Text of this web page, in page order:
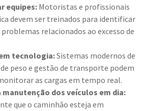
equipes: Motoristas e profissionais
devem ser treinados para identificar
relacionados ao excesso de
tecnologia:Sistemas modernos de
peso e gestão de transporte podem
as cargas em tempo real.
manutenção dos veículos em dia:
que o caminhão esteja em